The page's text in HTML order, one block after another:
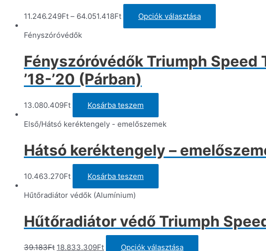
11.246.249Ft – 64.051.418Ft Opciók választása
a
variációja
van.
Fényszóróvédők
Fényszóróvédők Triumph Speed
’18-’20 (Párban)
13.080.409Ft
Kosárba teszem
Első/Hátsó keréktengely - emelőszemek
Hátsó keréktengely –
10.463.270Ft Kosárba teszem
Hűtőradiátor védők (Alumínium)
Hűtőradiátor védő Triumph
39.183Ft Original
18.833.309FtCurrentOpciók választása